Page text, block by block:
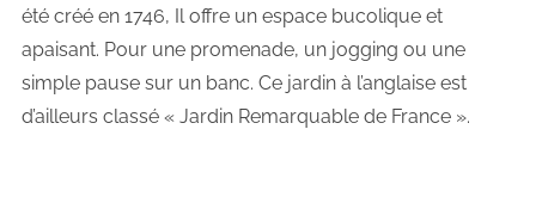
été créé en 1746, Il offre un espace bucolique et
apaisant. Pour une promenade, un jogging ou une
simple pause sur un banc. Ce jardin à l’anglaise est
d’ailleurs classé « Jardin Remarquable de France ».